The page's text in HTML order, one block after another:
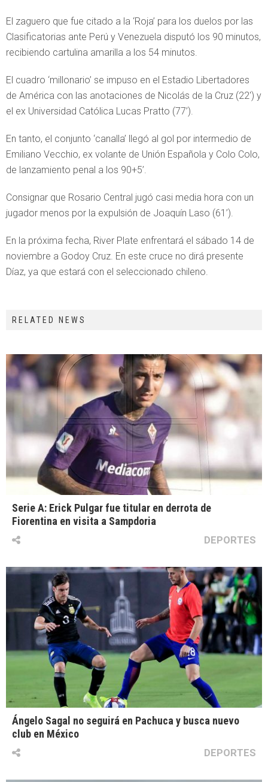
El zaguero que fue citado a la ‘Roja’ para los duelos por las
Clasificatorias ante Perú y Venezuela disputó los 90 minutos,
recibiendo cartulina amarilla a los 54 minutos.
El cuadro ‘millonario’ se impuso en el Estadio Libertadores
de América con las anotaciones de Nicolás de la Cruz (22′) y
el ex Universidad Católica Lucas Pratto (77’).
En tanto, el conjunto ‘canalla’ llegó al gol por intermedio de
Emiliano Vecchio, ex volante de Unión Española y Colo Colo,
de lanzamiento penal a los 90+5’.
Consignar que Rosario Central jugó casi media hora con un
jugador menos por la expulsión de Joaquín Laso (61’).
En la próxima fecha, River Plate enfrentará el sábado 14 de
noviembre a Godoy Cruz. En este cruce no dirá presente
Díaz, ya que estará con el seleccionado chileno.
RELATED NEWS
Serie A: Erick Pulgar fue titular en derrota de
Fiorentina en visita a Sampdoria
DEPORTES
Ángelo Sagal no seguirá en Pachuca y busca nuevo
club en México
DEPORTES